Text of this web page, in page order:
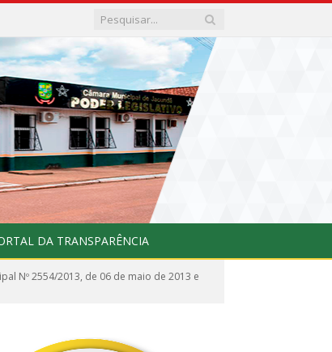
DA TRANSPARÊNCIA
Nº 2554/2013, de 06 de maio de 2013 e